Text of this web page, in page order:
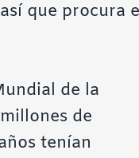
que procura
de la
de
tenían